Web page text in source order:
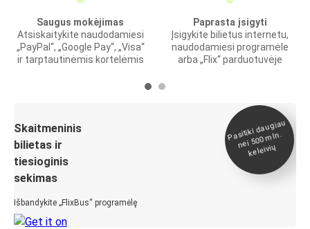
Saugus mokėjimas
Atsiskaitykite naudodamiesi
„PayPal“, „Google Pay“, „Visa“
ir tarptautinėmis kortelėmis
Paprasta įsigyti
Įsigykite bilietus internetu,
naudodamiesi programėle
arba „Flix“ parduotuvėje
Skaitmeninis
bilietas ir
tiesioginis
sekimas
Išbandykite „FlixBus“ programėlę
Pasitiki daugiau
nei 500
mln.
keleivių